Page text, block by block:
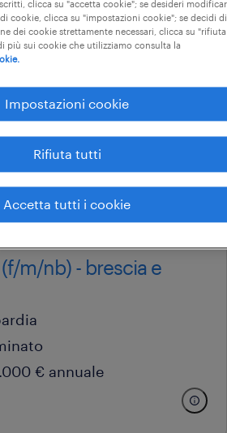
m/nb) esselunga
€ annuale
salumeria e
m/nb) - brescia e
€ annuale
clicca su "accetta cookie"; se desideri
cookie, clicca su "impostazioni cookie"; se decidi di
dei cookie strettamente necessari, clicca su "rifiuta
più sui cookie che utilizziamo consulta la
Impostazioni cookie
Rifiuta tutti
Accetta tutti i cookie